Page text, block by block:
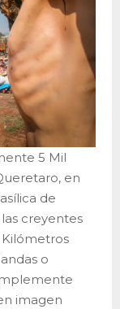
5 Mil
en
de
creyentes
Kilómetros
o
imagen